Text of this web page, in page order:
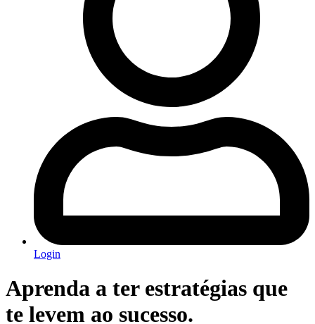
Login
Aprenda a ter estratégias que
te levem ao sucesso.